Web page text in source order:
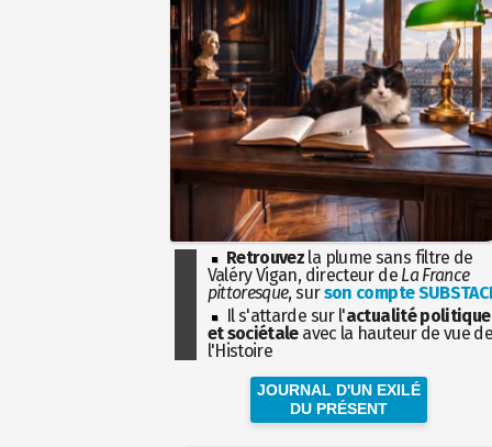
Retrouvez la plume sans filtre de
Valéry Vigan, directeur de La France
pittoresque, surson compte
Il s'attarde sur l'actualité politique
et sociétaleavec la hauteur de vue
l'Histoire
JOURNAL D'UN EXILÉ
DU PRÉSENT